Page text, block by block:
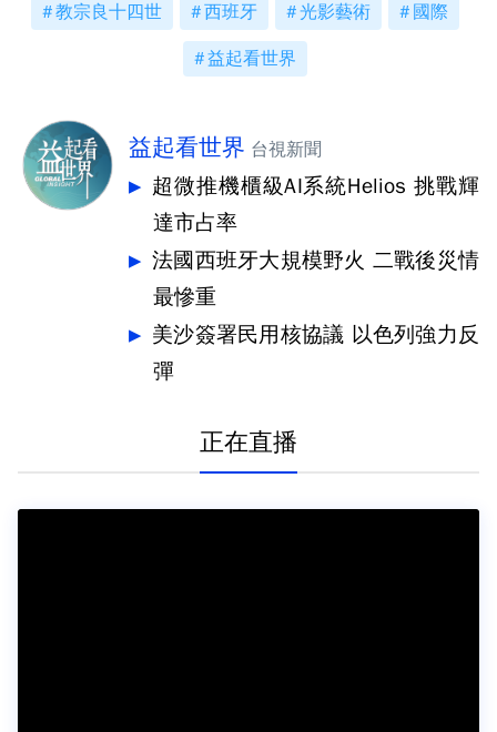
教宗良十四世 西班牙 光影藝術 國際
益起看世界
益起看世界 台視新聞
超微推機櫃級AI系統Helios 挑戰輝
達市占率
法國西班牙大規模野火 二戰後災情
最慘重
美沙簽署民用核協議 以色列強力反
彈
正在直播